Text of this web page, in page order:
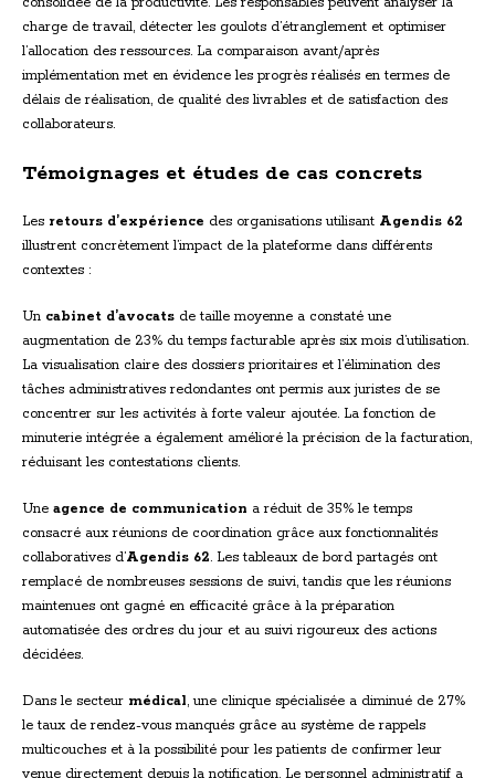
charge de travail, détecter les goulots d’étranglement et optimiser
l’allocation des ressources. La comparaison avant/après
implémentation met en évidence les progrès réalisés en termes de
délais de réalisation, de qualité des livrables et de satisfaction des
collaborateurs.
Témoignages et études de cas concrets
Les retours d’expérience des organisations utilisant Agendis 62
illustrent concrètement l’impact de la plateforme dans différents
contextes :
Un cabinet d’avocats de taille moyenne a constaté une
augmentation de 23% du temps facturable après six mois d’utilisation.
La visualisation claire des dossiers prioritaires et l’élimination des
tâches administratives redondantes ont permis aux juristes de se
concentrer sur les activités à forte valeur ajoutée. La fonction de
minuterie intégrée a également amélioré la précision de la facturation,
réduisant les contestations clients.
Une agence de communication a réduit de 35% le temps
consacré aux réunions de coordination grâce aux fonctionnalités
collaboratives d’Agendis 62. Les tableaux de bord partagés ont
remplacé de nombreuses sessions de suivi, tandis que les réunions
maintenues ont gagné en efficacité grâce à la préparation
automatisée des ordres du jour et au suivi rigoureux des actions
décidées.
Dans le secteur médical, une clinique spécialisée a diminué de 27%
le taux de rendez-vous manqués grâce au système de rappels
multicouches et à la possibilité pour les patients de confirmer leur
venue directement depuis la notification. Le personnel administratif a